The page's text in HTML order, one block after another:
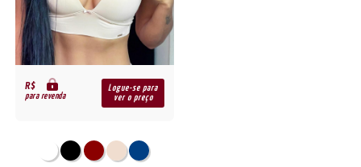
R$
para revenda
Logue-se para
ver o preço